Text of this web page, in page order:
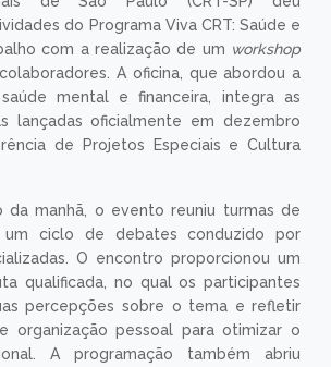
do Programa Viva CRT: Saúde e
com a realização de um workshop
A oficina, que abordou a
mental e financeira, integra as
lançadas oficialmente em dezembro
de Projetos Especiais e Cultura
da manhã, o evento reuniu turmas de
um ciclo de debates conduzido por
O encontro proporcionou um
qualificada, no qual os participantes
percepções sobre o tema e refletir
organização pessoal para otimizar o
A programação também abriu